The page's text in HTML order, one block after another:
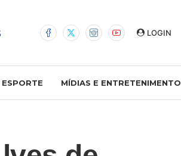
LOGIN
ESPORTE MÍDIAS E ENTRETENIMENTO